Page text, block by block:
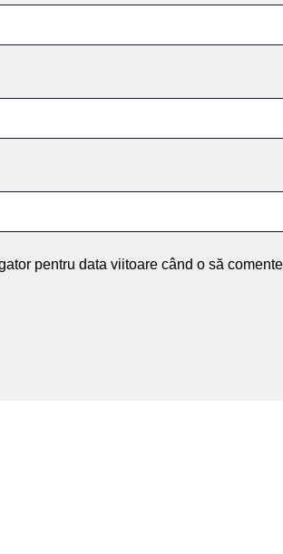
pentru data viitoare când o să